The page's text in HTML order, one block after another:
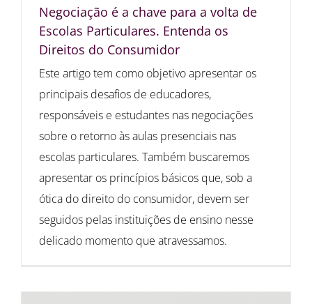
Negociação é a chave para a volta de
Escolas Particulares. Entenda os
Direitos do Consumidor
Este artigo tem como objetivo apresentar os
principais desafios de educadores,
responsáveis e estudantes nas negociações
sobre o retorno às aulas presenciais nas
escolas particulares. Também buscaremos
apresentar os princípios básicos que, sob a
ótica do direito do consumidor, devem ser
seguidos pelas instituições de ensino nesse
delicado momento que atravessamos.